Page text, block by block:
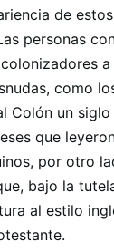
de
personas
como
Colón un siglo
que
por otro
bajo la
al estilo